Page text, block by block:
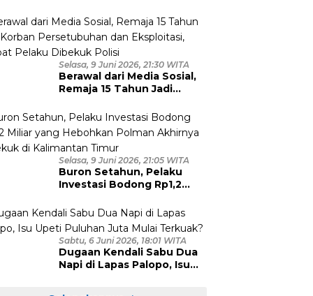
Bawah Umur, Empat
Tersangka Diamankan
Selasa, 9 Juni 2026, 21:30 WITA
Berawal dari Media Sosial,
Remaja 15 Tahun Jadi
Eksploitasi, Empat Pelaku
Dibekuk Polisi
Selasa, 9 Juni 2026, 21:05 WITA
Buron Setahun, Pelaku
Investasi Bodong Rp1,2
Polman Akhirnya Dibekuk
di Kalimantan Timur
Sabtu, 6 Juni 2026, 18:01 WITA
Dugaan Kendali Sabu Dua
Napi di Lapas Palopo, Isu